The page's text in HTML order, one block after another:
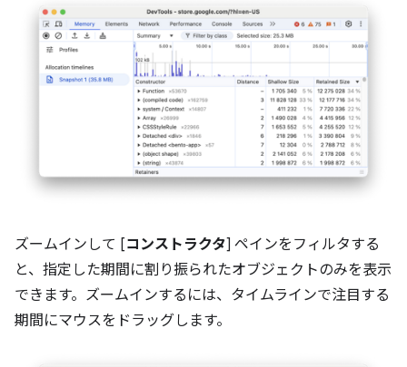
ズームインして [コンストラクタ] ペインをフィルタする
と、指定した期間に割り振られたオブジェクトのみを表示
できます。ズームインするには、タイムラインで注目する
期間にマウスをドラッグします。